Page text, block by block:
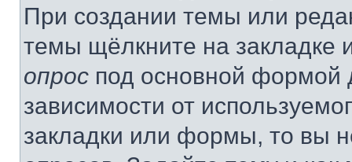
При создании темы или
темы щёлкните на
опрос под основной формой
зависимости от
закладки или формы, то вы